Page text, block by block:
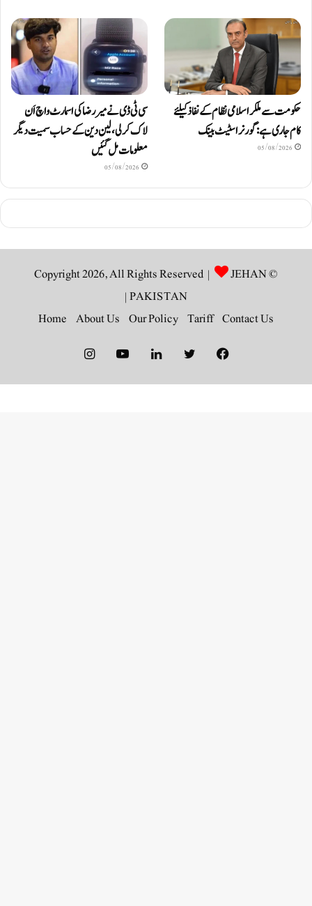
حکومت سے ملکر اسلامی نظام کے نفاذ کیلئے
کام جاری ہے: گورنر اسٹیٹ بینک
05/08/2026
سی ٹی ڈی نے میر رضا کی اسمارٹ واچ اَن
لاک کرلی، لین دین کے حساب سمیت دیگر
معلومات مل گئیں
05/08/2026
© Copyright 2026, All Rights Reserved |
JEHAN
PAKISTAN
|
Contact Us
Tariff
Our Policy
About Us
Home
Facebook
Twitter
LinkedIn
YouTube
Instagram